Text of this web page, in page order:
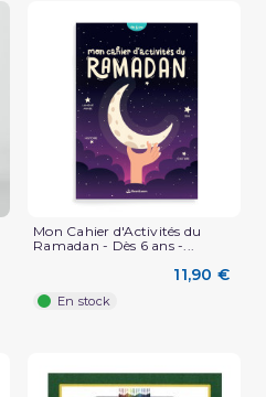
Mon Cahier d'Activités du
Ramadan - Dès 6 ans -...
11,90 €
En stock